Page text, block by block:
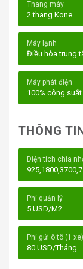
khách hàng
I. Vị trí
1. Vị trí
Thang máy
2 thang Kone
Máy lạnh
Điều hòa trung
Máy phát điện
100% công suất
THÔNG
Diện tích chia
Phí quản lý
5 USD/M2
Phí gửi ô tô (1 xe)
80 USD/Tháng